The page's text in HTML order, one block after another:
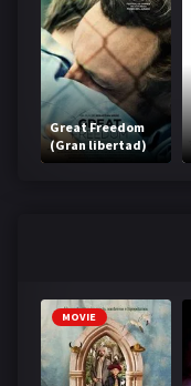
Great Freedom
(Gran libertad)
MOVIE